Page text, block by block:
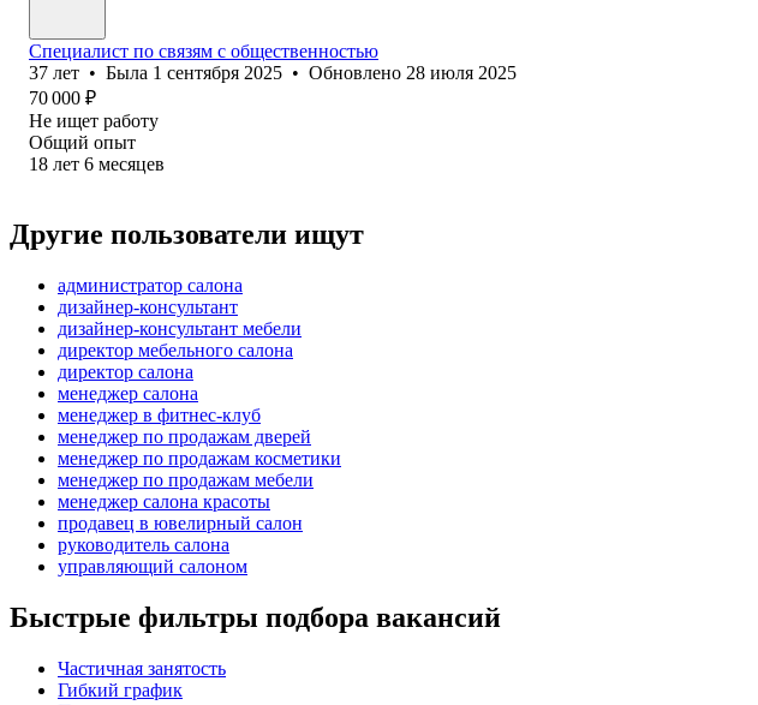
Специалист по связям с общественностью
37 лет • Была 1 сентября 2025 • Обновлено 28 июля 2025
70 000 ₽
Не ищет работу
Общий опыт
18 лет 6 месяцев
Другие пользователи ищут
администратор салона
дизайнер-консультант
дизайнер-консультант мебели
директор мебельного салона
директор салона
менеджер салона
менеджер в фитнес-клуб
менеджер по продажам дверей
менеджер по продажам косметики
менеджер по продажам мебели
менеджер салона красоты
продавец в ювелирный салон
руководитель салона
управляющий салоном
Быстрые фильтры подбора вакансий
Частичная занятость
Гибкий график